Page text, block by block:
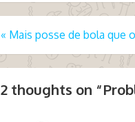
« Mais posse de bola que
2 thoughts on “